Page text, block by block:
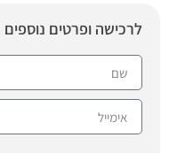
לרכישה ופרטים